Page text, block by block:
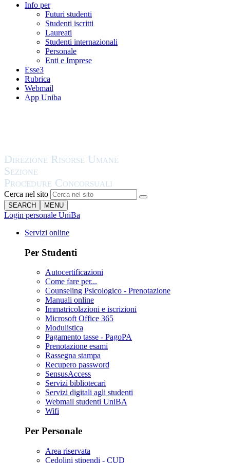
Info per
Futuri studenti
Studenti iscritti
Laureati
Studenti internazionali
Personale
Enti e Imprese
Esse3
Rubrica
Webmail
App Uniba
Cerca nel sito
SEARCH MENU
Login personale UniBa
Servizi online
Per Studenti
Autocertificazioni
Come fare per...
Counseling Psicologico - Prenotazione
Manuali online
Immatricolazioni e iscrizioni
Microsoft Office 365
Modulistica
Pagamento tasse - PagoPA
Prenotazione esami
Rassegna stampa
Recupero password
SensusAccess
Servizi bibliotecari
Servizi digitali agli studenti
Webmail studenti UniBA
Wifi
Per Personale
Area riservata
Cedolini stipendi - CUD